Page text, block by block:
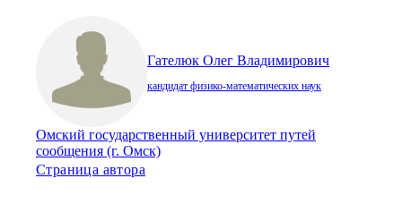
Гателюк Олег Владимирович
кандидат физико-математических наук
Омский государственный университет путей
сообщения (г. Омск)
Страница автора